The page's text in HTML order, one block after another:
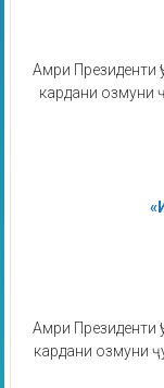
Амри Президенти
кардани озмуни
Амри Президенти
кардани озмуни